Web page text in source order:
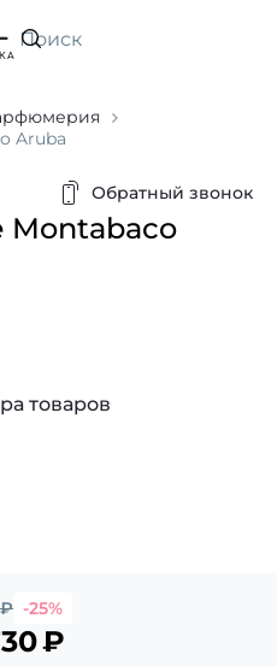
Искать
Aruba
Обратный звонок
Montabaco
товаров
-25%
₽